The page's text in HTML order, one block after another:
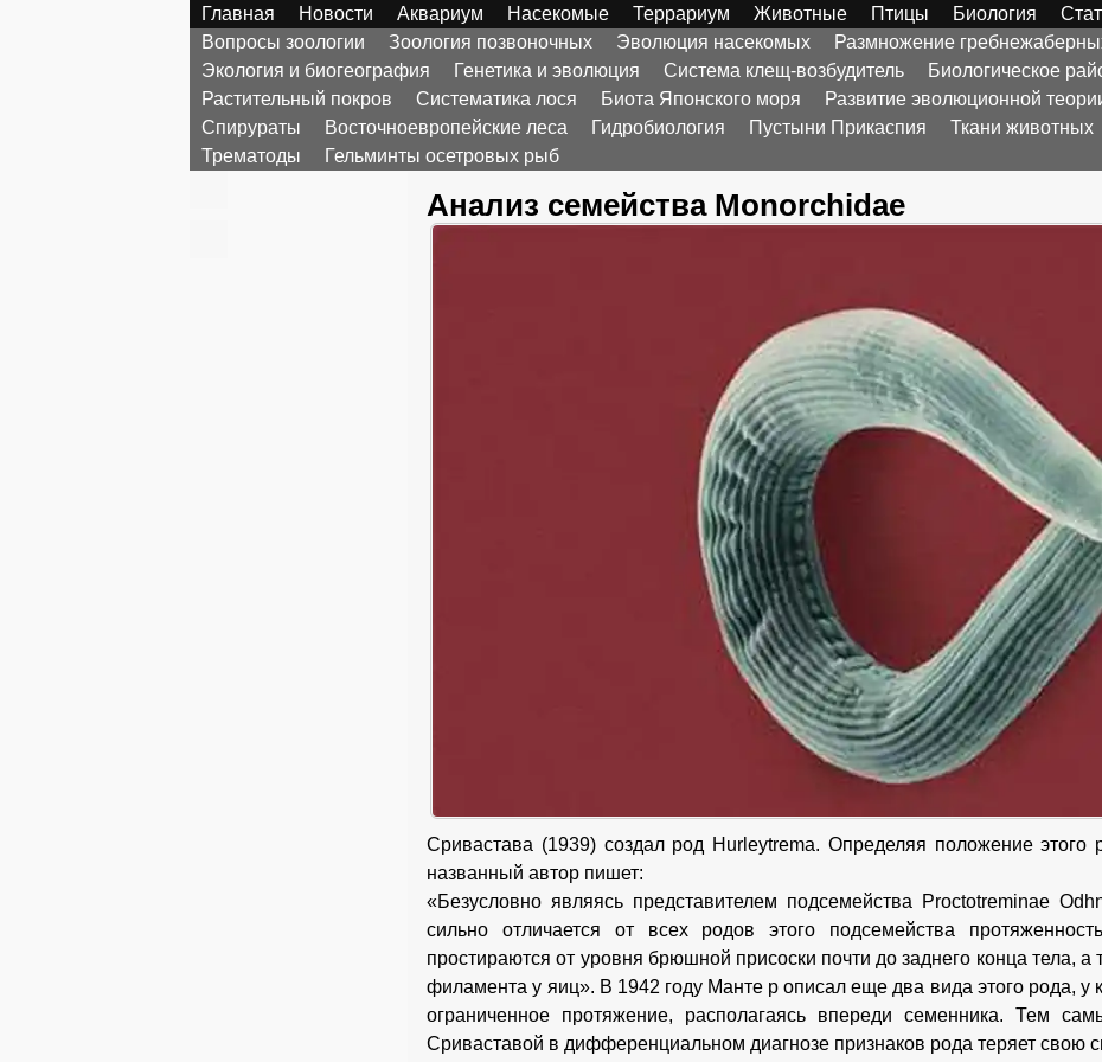
Главная Новости Аквариум Насекомые Террариум Животные Птицы Биология
Вопросы зоологии
Зоология позвоночных Эволюция насекомых Размножение
Экология и биогеография
Генетика и эволюция Система клещ-возбудитель
Биологическое
Растительный покров
Систематика лося Биота Японского моря Развитие эволюционной
Спирураты
Восточноевропейские леса Гидробиология Пустыни Прикаспия Ткани животных
Трематоды
Гельминты осетровых рыб
Анализ семейства Monorchidae
Сривастава (1939) создал род Hurleytrema. Определяя положение этого
названный автор пишет:
«Безусловно являясь представителем подсемейства Рroctotreminae
сильно отличается от всех родов этого подсемейства
простираются от уровня брюшной присоски почти до заднего конца тела, а
филамента у яиц». В 1942 году Манте р описал еще два вида этого рода, у
ограниченное протяжение, располагаясь впереди семенника. Тем
Сриваставой в дифференциальном диагнозе признаков рода теряет свою